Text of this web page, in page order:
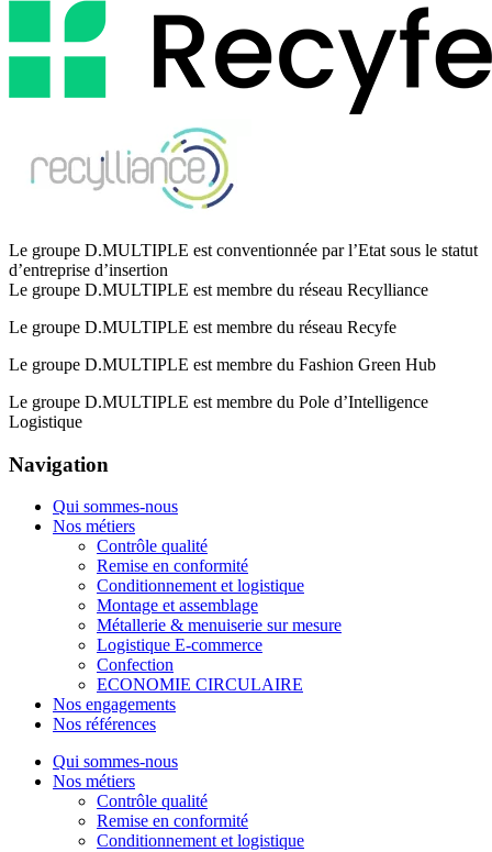
Le groupe D.MULTIPLE est conventionnée par l’Etat sous le statut
d’entreprise d’insertion
Le groupe D.MULTIPLE est membre du réseau Recylliance
Le groupe D.MULTIPLE est membre du réseau Recyfe
Le groupe D.MULTIPLE est membre du Fashion Green Hub
Le groupe D.MULTIPLE est membre du Pole d’Intelligence
Logistique
Navigation
Qui sommes-nous
Nos métiers
Contrôle qualité
Remise en conformité
Conditionnement et logistique
Montage et assemblage
Métallerie & menuiserie sur mesure
Logistique E-commerce
Confection
ECONOMIE CIRCULAIRE
Nos engagements
Nos références
Qui sommes-nous
Nos métiers
Contrôle qualité
Remise en conformité
Conditionnement et logistique